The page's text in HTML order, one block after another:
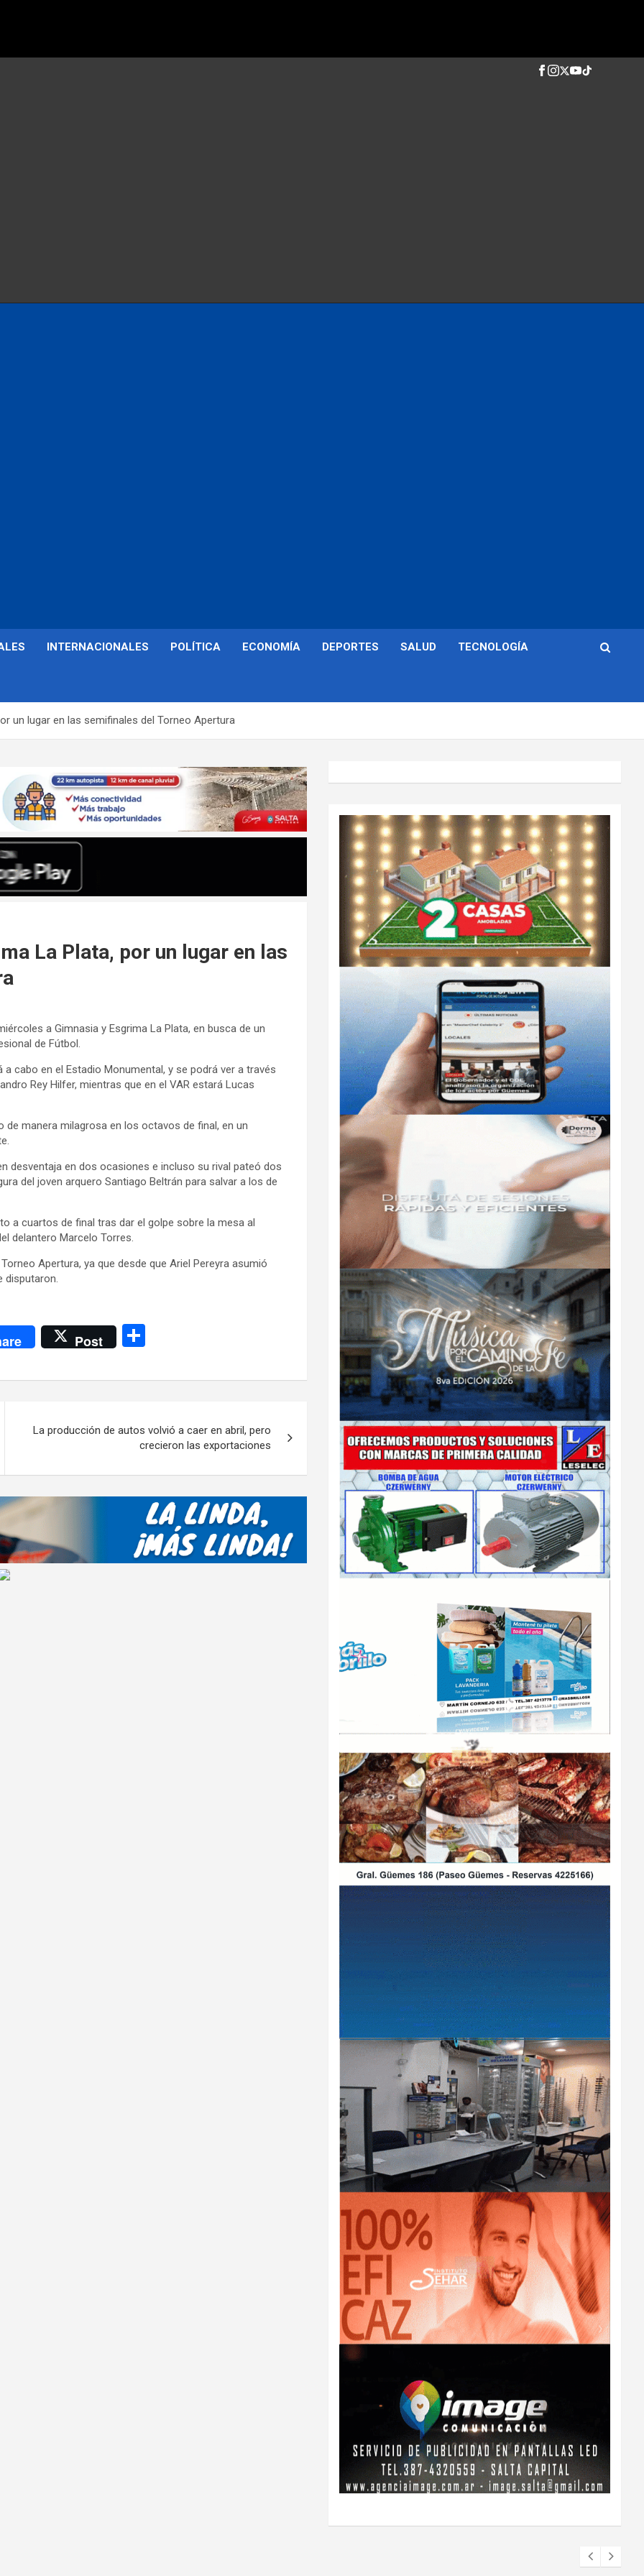
INTERNACIONALES POLÍTICA ECONOMÍA DEPORTES SALUD TECNOLOGÍA
un lugar en las semifinales del Torneo Apertura
La Plata, por un lugar en las
a Gimnasia y Esgrima La Plata, en busca de un
de Fútbol.
cabo en el Estadio Monumental, y se podrá ver a través
Rey Hilfer, mientras que en el VAR estará Lucas
de manera milagrosa en los octavos de final, en un
desventaja en dos ocasiones e incluso su rival pateó dos
del joven arquero Santiago Beltrán para salvar a los de
a cuartos de final tras dar el golpe sobre la mesa al
delantero Marcelo Torres.
Apertura, ya que desde que Ariel Pereyra asumió
Post
m
ar
tir
La producción de autos volvió a caer en abril, pero
crecieron las exportaciones